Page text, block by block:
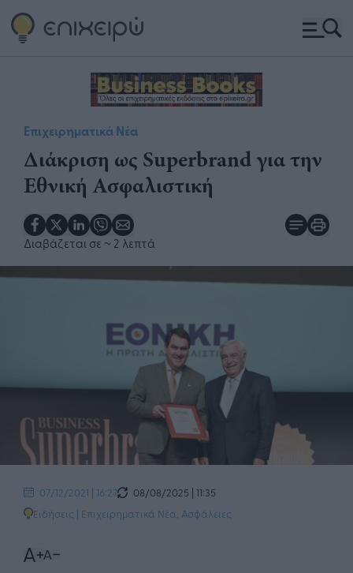
Επιχειρηματικά Νέα
​Διάκριση ως Superbrand για την
Εθνική Ασφαλιστική
Διαβάζεται σε ~ 2 λεπτά
07/12/2021 | 16:27
08/08/2025 | 11:35
Ειδήσεις | Επιχειρηματικά Νέα Ασφάλειες